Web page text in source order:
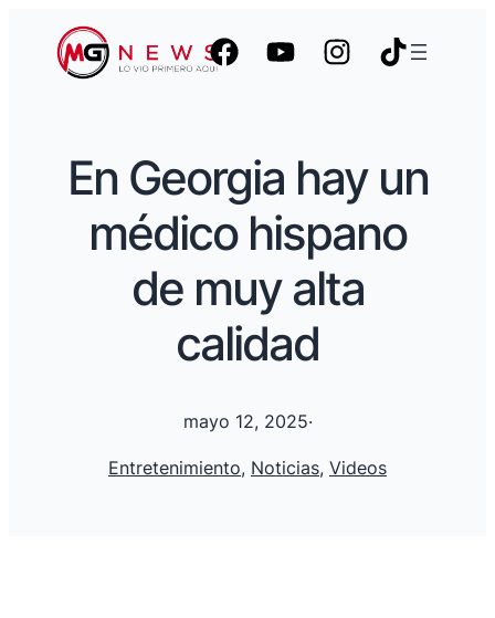
En Georgia hay un
médico hispano
de muy alta
calidad
mayo 12, 2025·
Entretenimiento, Noticias, Videos